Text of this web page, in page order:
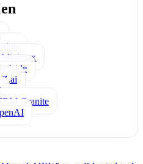
Minimax
Z.ai
IBM Granite